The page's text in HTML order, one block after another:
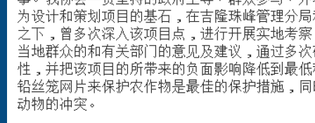
为设计和策划项目的基石，在吉隆珠峰管理分
之下，曾多次深入该项目点，进行开展实地考
当地群众的和有关部门的意见及建议，通过多
性，并把该项目的所带来的负面影响降低到最
铅丝笼网片来保护农作物是最佳的保护措施，
动物的冲突。